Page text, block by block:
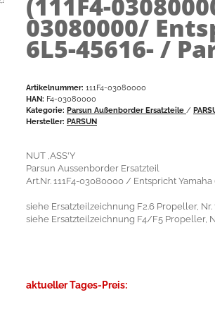
03080000/
6L5-45616- /
Artikelnummer: 111F4-03080000
HAN: F4-03080000
Kategorie: Parsun Außenborder Ersatzteile /
Hersteller: PARSUN
NUT ,ASS'Y
Parsun Aussenborder Ersatzteil
Art.Nr. 111F4-03080000 / Entspricht
siehe Ersatzteilzeichnung F2.6 Propeller, Nr.
siehe Ersatzteilzeichnung F4/F5 Propeller,
aktueller Tages-Preis: